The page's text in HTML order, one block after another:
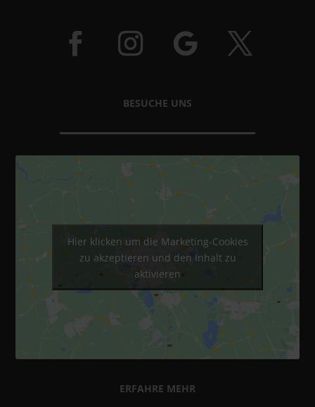
BESUCHE UNS
Hier klicken um die Marketing-Cookies
zu akzeptieren und den Inhalt zu
aktivieren
ERFAHRE MEHR